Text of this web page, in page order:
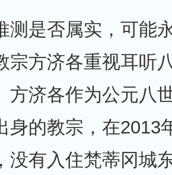
测是否属实，可能
宗方济各重视耳听
方济各作为公元八
身的教宗，在2013
没有入住梵蒂冈城